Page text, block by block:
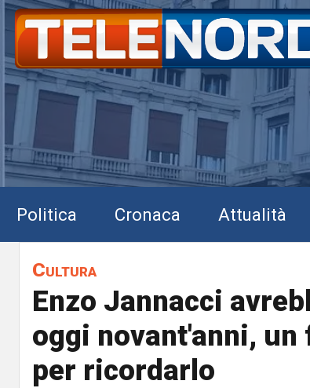
Politica Cronaca Attualità
Cultura
Enzo Jannacci
oggi novant'anni,
per ricordarlo